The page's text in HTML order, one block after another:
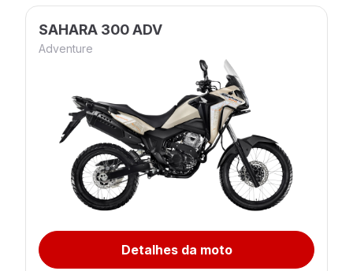
SAHARA 300 ADV
Adventure
Detalhes da moto